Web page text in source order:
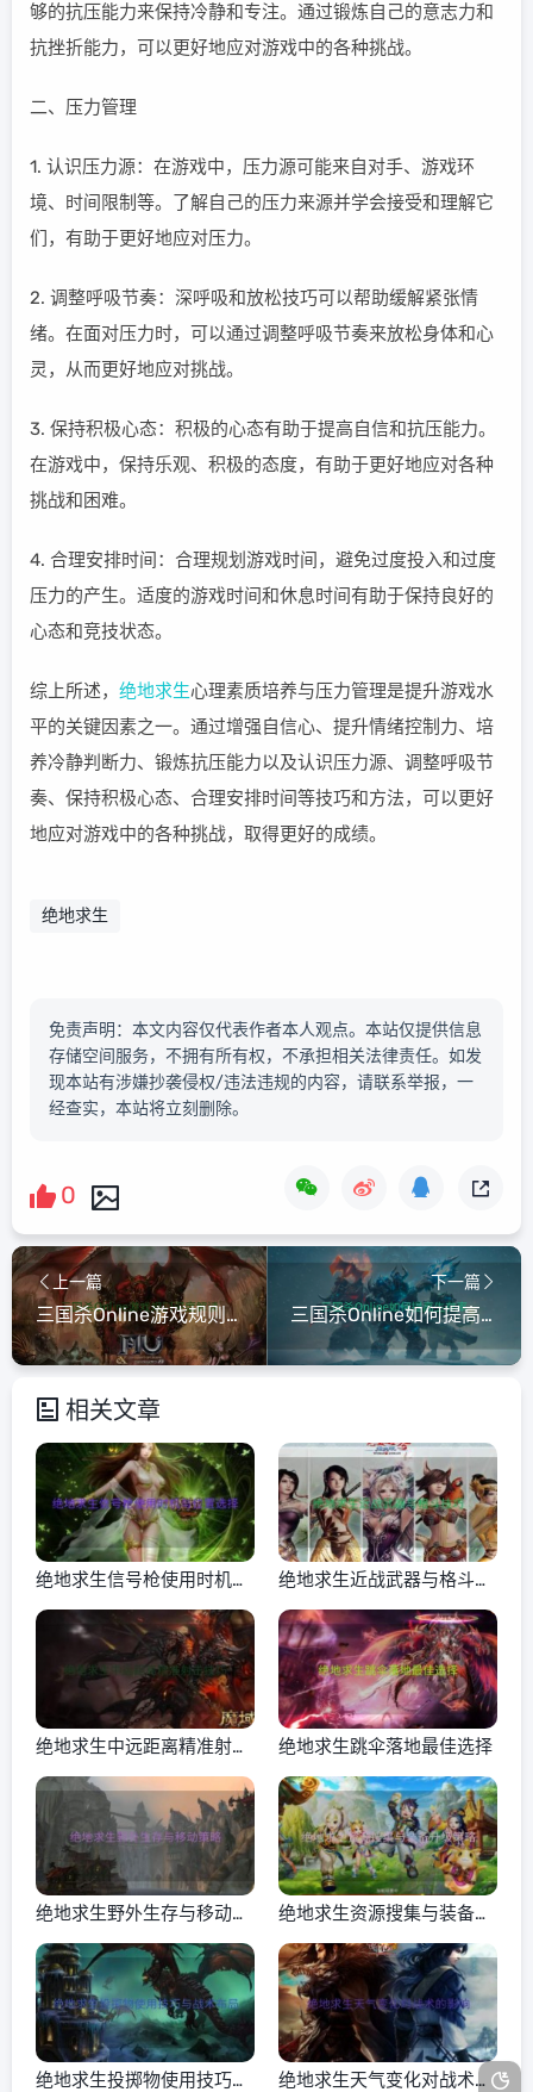
够的抗压能力来保持冷静和专注。通过锻炼自己的意志力和
抗挫折能力，可以更好地应对游戏中的各种挑战。
二、压力管理
1. 认识压力源：在游戏中，压力源可能来自对手、游戏环
境、时间限制等。了解自己的压力来源并学会接受和理解它
们，有助于更好地应对压力。
2. 调整呼吸节奏：深呼吸和放松技巧可以帮助缓解紧张情
绪。在面对压力时，可以通过调整呼吸节奏来放松身体和心
灵，从而更好地应对挑战。
3. 保持积极心态：积极的心态有助于提高自信和抗压能力。
在游戏中，保持乐观、积极的态度，有助于更好地应对各种
挑战和困难。
4. 合理安排时间：合理规划游戏时间，避免过度投入和过度
压力的产生。适度的游戏时间和休息时间有助于保持良好的
心态和竞技状态。
综上所述， 绝地求生心理素质培养与压力管理是提升游戏水
平的关键因素之一。通过增强自信心、提升情绪控制力、培
养冷静判断力、锻炼抗压能力以及认识压力源、调整呼吸节
奏、保持积极心态、合理安排时间等技巧和方法，可以更好
地应对游戏中的各种挑战，取得更好的成绩。
绝地求生
免责声明：本文内容仅代表作者本人观点。本站仅提供信息
存储空间服务，不拥有所有权，不承担相关法律责任。如发
现本站有涉嫌抄袭侵权/违法违规的内容，请联系举报，一
经查实，本站将立刻删除。
0
上一篇
三国杀Online游戏规则深度解读
下一篇
三国杀Online如何提高生存率
相关文章
绝地求生信号枪使用时机与
位置选择
绝地求生近战武器与格斗技
巧
绝地求生中远距离精准射击
技巧
绝地求生跳伞落地最佳选择
绝地求生野外生存与移动策
略
绝地求生资源搜集与装备升
级策略
绝地求生投掷物使用技巧与 绝地求生天气变化对战术的